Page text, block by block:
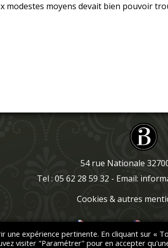
modestes moyens devait bien pouvoir
54 rue Nationale
Tel : 05 62 28 59 32 - Email:
Cookies & autres
expérience pertinente. En cliquant sur «
visiter "Paramétrer" pour en accepter
FRANÇAIS